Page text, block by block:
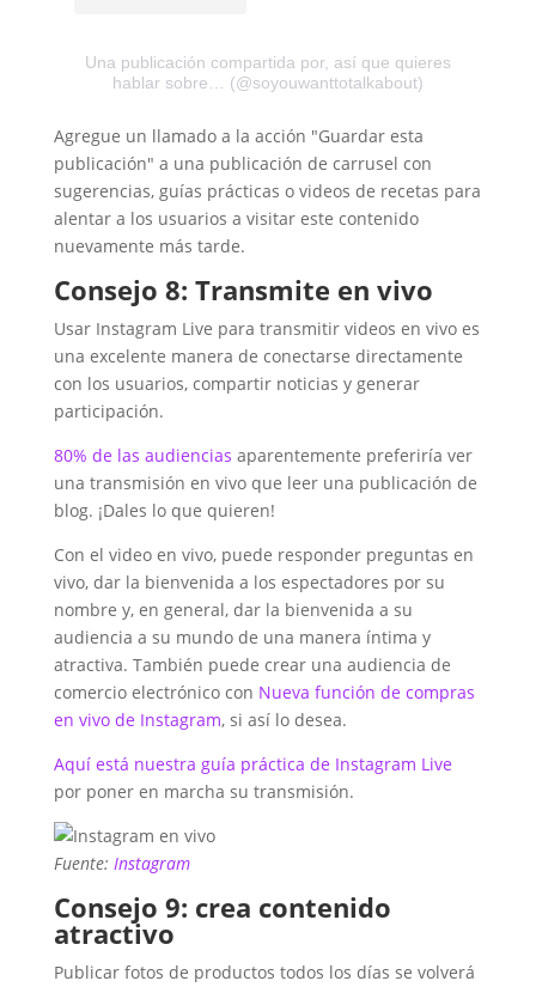
Una publicación compartida por, así que quieres
hablar sobre… (@soyouwanttotalkabout)
Agregue un llamado a la acción "Guardar esta
publicación" a una publicación de carrusel con
sugerencias, guías prácticas o videos de recetas para
alentar a los usuarios a visitar este contenido
nuevamente más tarde.
Consejo 8: Transmite en vivo
Usar Instagram Live para transmitir videos en vivo es
una excelente manera de conectarse directamente
con los usuarios, compartir noticias y generar
participación.
80% de las audiencias aparentemente preferiría ver
una transmisión en vivo que leer una publicación de
blog. ¡Dales lo que quieren!
Con el video en vivo, puede responder preguntas en
vivo, dar la bienvenida a los espectadores por su
nombre y, en general, dar la bienvenida a su
audiencia a su mundo de una manera íntima y
atractiva. También puede crear una audiencia de
comercio electrónico con Nueva función de compras
en vivo de Instagram, si así lo desea.
Aquí está nuestra guía práctica de Instagram Live
por poner en marcha su transmisión.
Fuente: Instagram
Consejo 9: crea contenido
atractivo
Publicar fotos de productos todos los días se volverá